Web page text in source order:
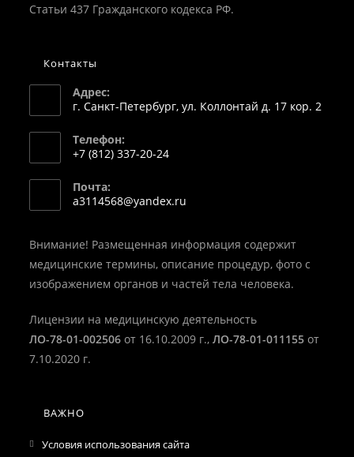
Статьи 437 Гражданского кодекса РФ.
Контакты
Адрес:
г. Санкт-Петербург, ул. Коллонтай д. 17 кор. 2
Телефон:
+7 (812) 337-20-24
в
вашем
Почта:
a3114568@yandex.ru
приложении
Внимание! Размещенная информация содержит
медицинские термины, описание процедур, фото с
изображением органов и частей тела человека.
Лицензии на медицинскую деятельность
ЛО-78-01-002506 от 16.10.2009 г.,ЛО-78-01-011155 от
7.10.2020 г.
ВАЖНО
Условия использования сайта